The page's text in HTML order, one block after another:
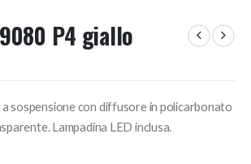
P4 giallo
a sospensione con diffusore in policarbonato
Lampadina LED inclusa.